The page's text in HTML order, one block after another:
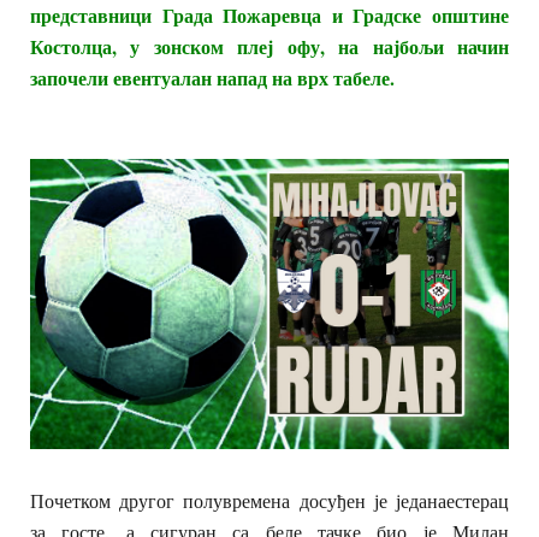
представници Града Пожаревца и Градске општине
Костолца, у зонском плеј офу, на најбољи начин
започели евентуалан напад на врх табеле.
Почетком другог полувремена досуђен је једанаестерац
за госте, а сигуран са беле тачке био је Милан